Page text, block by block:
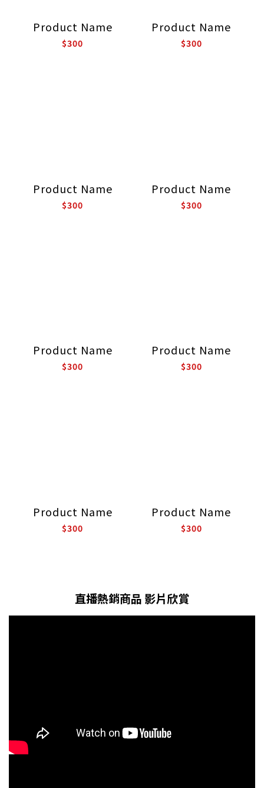
Product Name
$300
Product Name
$300
Product Name
$300
Product Name
$300
Product Name
$300
Product Name
$300
Product Name
$300
Product Name
$300
直播熱銷商品 影片欣賞